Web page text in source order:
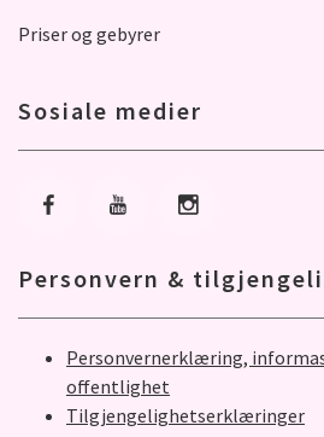
Priser og gebyrer
Sosiale medier
Gå til Facebook
Gå til Youtube
Gå til
Personvern &
Personvernerklæring,
offentlighet
Tilgjengelighetserklæringer